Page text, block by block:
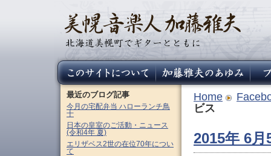
Home
ビス
2015年 6
最近のブログ記事
今月の宅配弁当 ハローランチ鳥
十
日本の皇室のご活動・ニュース
(令和4年 夏)
エリザベス2世の在位70年につい
て